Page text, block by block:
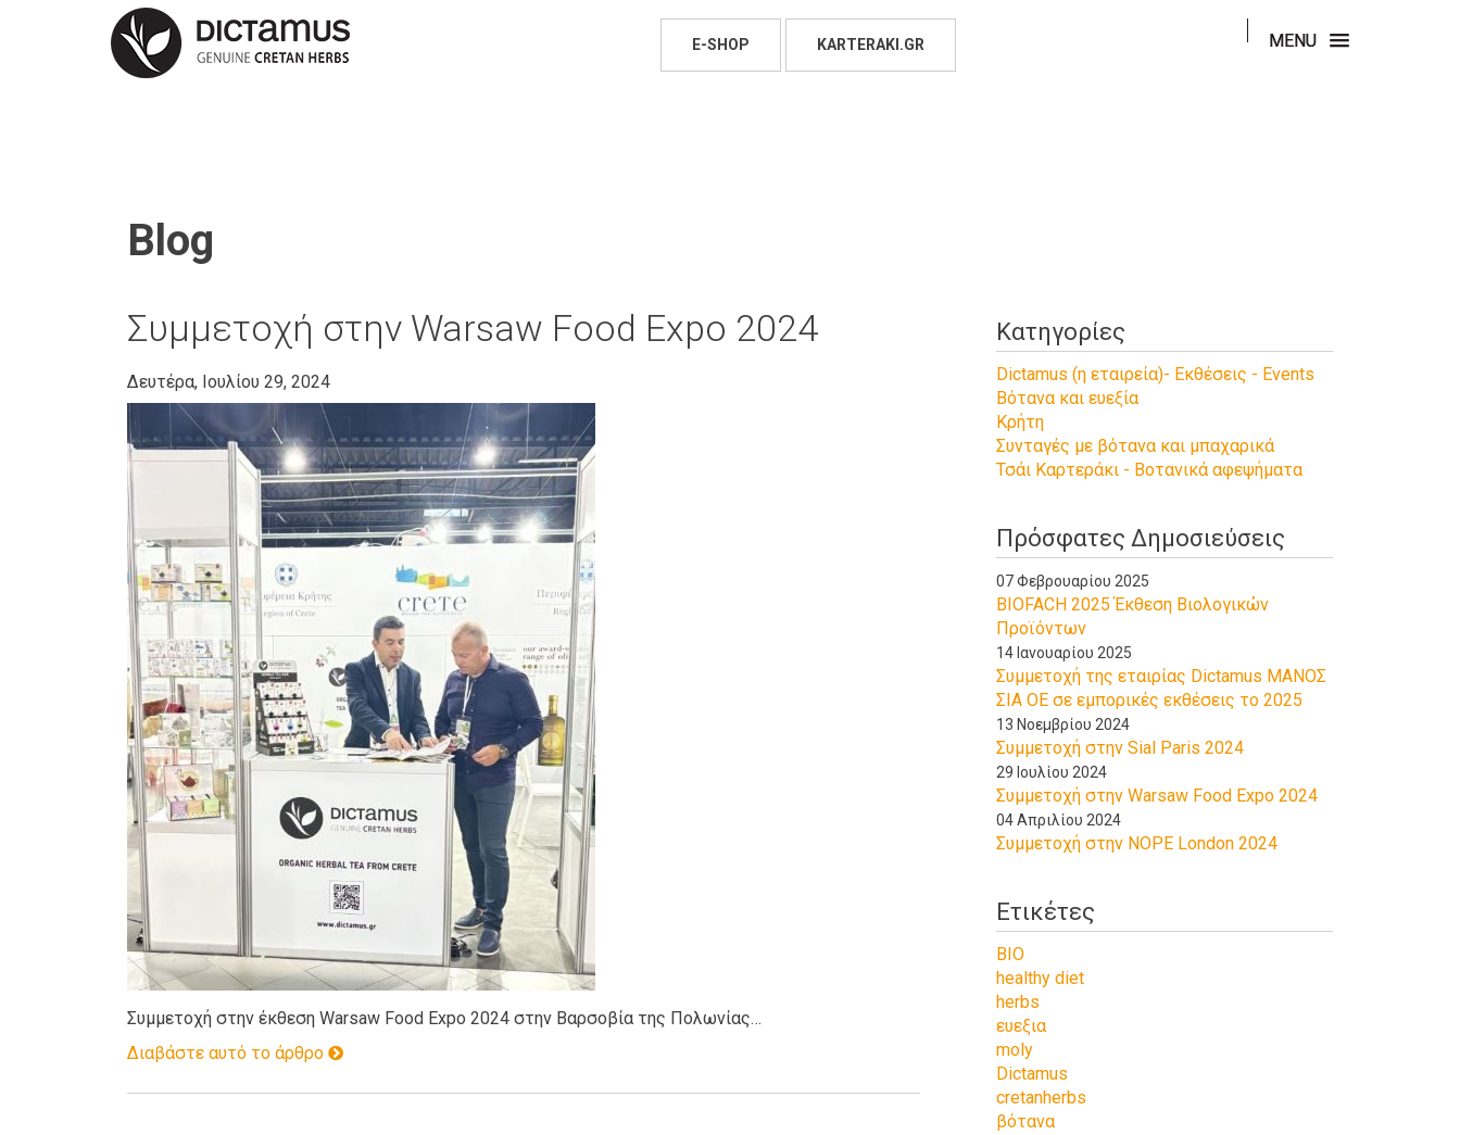
E-SHOP KARTERAKI.GR MENU
Blog
Συμμετοχή στην Warsaw Food Expo 2024
Δευτέρα, Ιουλίου 29, 2024
Συμμετοχή στην έκθεση Warsaw Food Expo 2024 στην Βαρσοβία της Πολωνίας…
Διαβάστε αυτό το άρθρο
Κατηγορίες
Dictamus (η εταιρεία)- Εκθέσεις - Events
Βότανα και ευεξία
Κρήτη
Συνταγές με βότανα και μπαχαρικά
Τσάι Καρτεράκι - Βοτανικά αφεψήματα
Πρόσφατες Δημοσιεύσεις
07 Φεβρουαρίου 2025
BIOFACH 2025 Έκθεση Βιολογικών
Προϊόντων
14 Ιανουαρίου 2025
Συμμετοχή της εταιρίας Dictamus ΜΑΝΟΣ
ΣΙΑ ΟΕ σε εμπορικές εκθέσεις το 2025
13 Νοεμβρίου 2024
Συμμετοχή στην Sial Paris 2024
29 Ιουλίου 2024
Συμμετοχή στην Warsaw Food Expo 2024
04 Απριλίου 2024
Συμμετοχή στην NOPE London 2024
Ετικέτες
BIO
healthy diet
herbs
ευεξια
moly
Dictamus
cretanherbs
βότανα